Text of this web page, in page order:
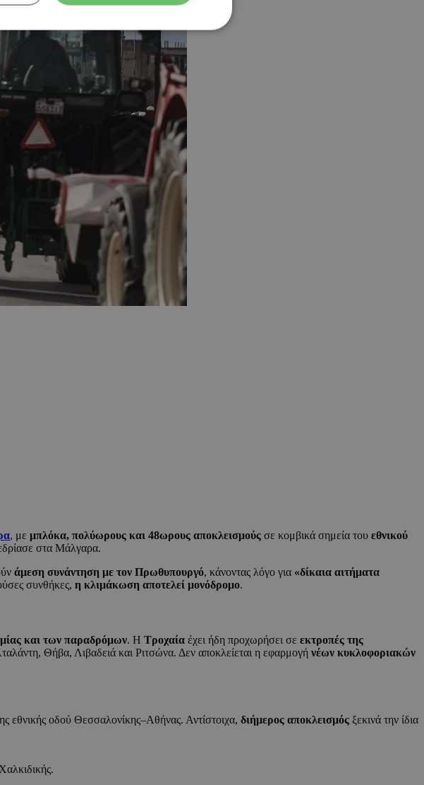
, με μπλόκα, πολύωρους και 48ωρους αποκλεισμούς σε κομβικά σημεία του εθνικού
στα Μάλγαρα.
άμεση συνάντηση με τον Πρωθυπουργό, κάνοντας λόγο για «δίκαια αιτήματα
συνθήκες, η κλιμάκωση αποτελεί μονόδρομο.
και των παραδρόμων. Η Τροχαία έχει ήδη προχωρήσει σε εκτροπές της
Θήβα, Λιβαδειά και Ριτσώνα. Δεν αποκλείεται η εφαρμογή νέων κυκλοφοριακών
εθνικής οδού Θεσσαλονίκης–Αθήνας. Αντίστοιχα, διήμερος αποκλεισμός ξεκινά την ίδια